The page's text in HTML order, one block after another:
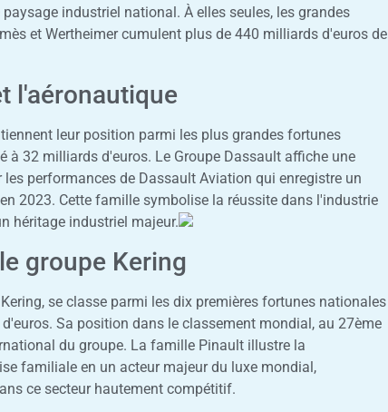
industriel national. À elles seules, les grandes
et Wertheimer cumulent plus de 440 milliards d'euros de
l'aéronautique
leur position parmi les plus grandes fortunes
à 32 milliards d'euros. Le Groupe Dassault affiche une
performances de Dassault Aviation qui enregistre un
2023. Cette famille symbolise la réussite dans l'industrie
héritage industriel majeur.
groupe Kering
se classe parmi les dix premières fortunes nationales
Sa position dans le classement mondial, au 27ème
du groupe. La famille Pinault illustre la
familiale en un acteur majeur du luxe mondial,
ce secteur hautement compétitif.